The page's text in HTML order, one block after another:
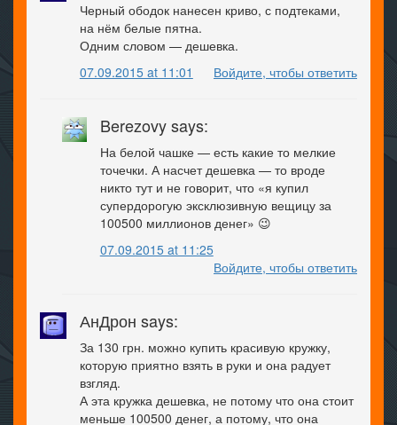
Черный ободок нанесен криво, с подтеками,
на нём белые пятна.
Одним словом — дешевка.
07.09.2015 at 11:01
Войдите, чтобы ответить
Berezovy says:
На белой чашке — есть какие то мелкие
точечки. А насчет дешевка — то вроде
никто тут и не говорит, что «я купил
супердорогую эксклюзивную вещицу за
100500 миллионов денег» 😉
07.09.2015 at 11:25
Войдите, чтобы ответить
АнДрон says:
За 130 грн. можно купить красивую кружку,
которую приятно взять в руки и она радует
взгляд.
А эта кружка дешевка, не потому что она стоит
меньше 100500 денег, а потому, что она